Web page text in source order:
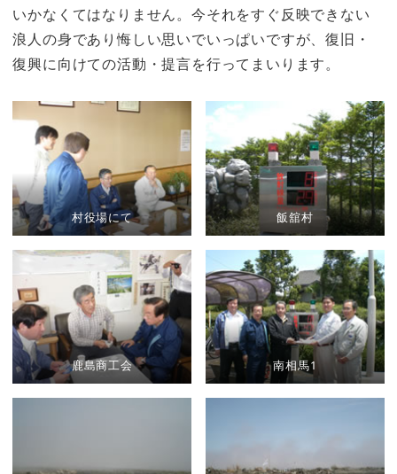
いかなくてはなりません。今それをすぐ反映できない
浪人の身であり悔しい思いでいっぱいですが、復旧・
復興に向けての活動・提言を行ってまいります。
村役場にて 飯舘村
鹿島商工会 南相馬1